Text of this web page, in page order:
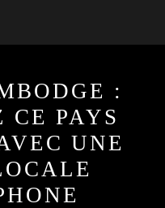
:
CE PAYS
UNE